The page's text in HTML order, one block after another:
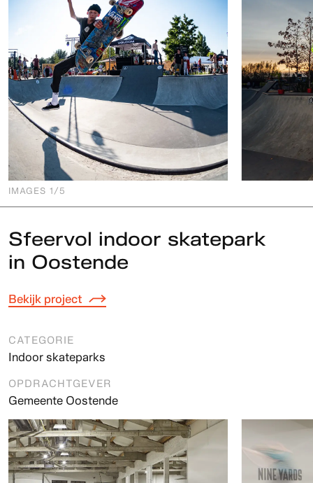
IMAGES 1 /5
Sfeervol indoor skatepark
in Oostende
Bekijk project
CATEGORIE
Indoor skateparks
OPDRACHTGEVER
Gemeente Oostende